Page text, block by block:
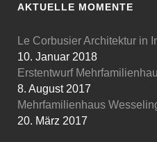
AKTUELLE MOMENTE
Le Corbusier Architektur in
10. Januar 2018
Erstentwurf
8. August 2017
Mehrfamilienhaus
20. März 2017